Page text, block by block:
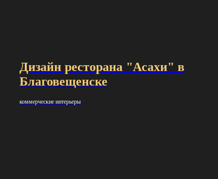
Дизайн ресторана "Асахи" в
Благовещенске
коммерческие интерьеры